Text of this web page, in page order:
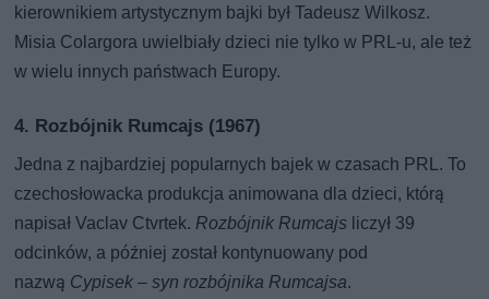
kierownikiem artystycznym bajki był Tadeusz Wilkosz.
Misia Colargora uwielbiały dzieci nie tylko w PRL-u, ale też
w wielu innych państwach Europy.
4. Rozbójnik Rumcajs (1967)
Jedna z najbardziej popularnych bajek w czasach PRL. To
czechosłowacka produkcja animowana dla dzieci, którą
napisał Vaclav Ctvrtek. Rozbójnik Rumcajs liczył 39
odcinków, a później został kontynuowany pod
nazwą Cypisek – syn rozbójnika Rumcajsa.